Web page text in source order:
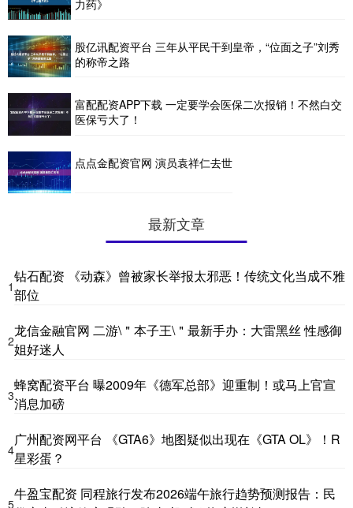
力药》
股亿讯配资平台 三年从平民干到皇帝，“位面之子”刘秀
的称帝之路
富配配资APP下载 一定要学会医保二次报销！不然白交
医保亏大了！
点点金配资官网 演员袁祥仁去世
最新文章
1
钻石配资 《动森》曾被家长举报太邪恶！传统文化当成不雅
部位
2
龙信金融官网 二游\＂本子王\＂最新手办：大雷黑丝 性感御
姐好迷人
3
蜂窝配资平台 曝2009年《德军总部》迎重制！或马上官宣
消息加磅
4
广州配资网平台 《GTA6》地图疑似出现在《GTA OL》！R
星彩蛋？
5
牛盈宝配资 同程旅行发布2026端午旅行趋势预测报告：民